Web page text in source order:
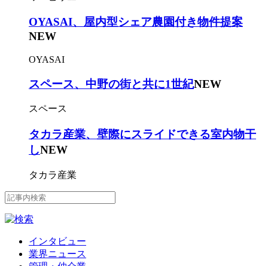
OYASAI、屋内型シェア農園付き物件提案
NEW
OYASAI
スペース、中野の街と共に1世紀NEW
スペース
タカラ産業、壁際にスライドできる室内物干
しNEW
タカラ産業
インタビュー
業界ニュース